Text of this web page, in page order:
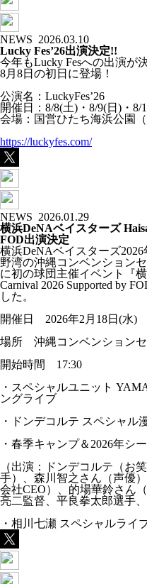
NEWS 2026.03.10
Lucky Fes’26出演決定!!
今年もLucky Fesへの出演が
8月8日の初日に登場！
公演名：LuckyFes’26
開催日：8/8(土)・8/9(日)・8/
会場：国営ひたち海浜公園
https://luckyfes.com/
NEWS 2026.01.29
横浜DeNAベイスターズ
FOD出演決定
横浜DeNAベイスターズ
野湾の沖縄コンベンション
に初の球団主催イベント『
Carnival 2026 Supported by
した。
開催日 2026年2月18日(水)
場所 沖縄コンベンション
開始時間 17:30
・スペシャルユニット
ングライブ
・ドンデコルテ スペシャル
・春季キャンプ＆2026年シ
（出演：ドンデコルテ（お
手）、森川智之さん（声優
会社CEO）、的場華鈴さん
亮二監督、平良拳太郎選手
・相川七瀬 スペシャルライ